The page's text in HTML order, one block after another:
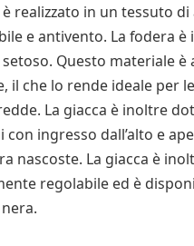
realizzato in un tessuto di
e antivento. La fodera è
Questo materiale è
il che lo rende ideale per
La giacca è inoltre
con ingresso dall’alto e
nascoste. La giacca è
regolabile ed è